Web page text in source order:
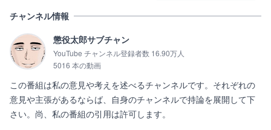
チャンネル情報
懲役太郎サブチャン
YouTube チャンネル登録者数 16.90万人
5016 本の動画
この番組は私の意見や考えを述べるチャンネルです。それぞれの
意見や主張があるならば、自身のチャンネルで持論を展開して下
さい。尚、私の番組の引用は許可します。